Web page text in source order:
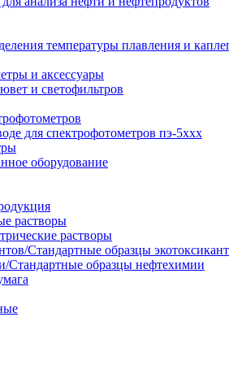
температуры плавления и
и аксессуары
и светофильтров
для спектрофотометров пэ-5ххх
оборудование
растворы
растворы
Стандартные образцы
образцы нефтехимии